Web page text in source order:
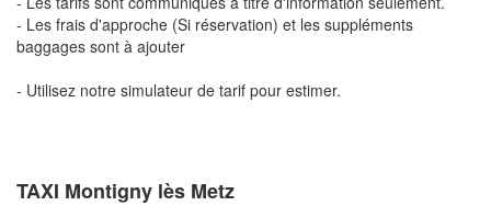
- Les frais d'approche (Si réservation) et les suppléments
baggages sont à ajouter
- Utilisez notre simulateur de tarif pour estimer.
TAXI Montigny lès Metz